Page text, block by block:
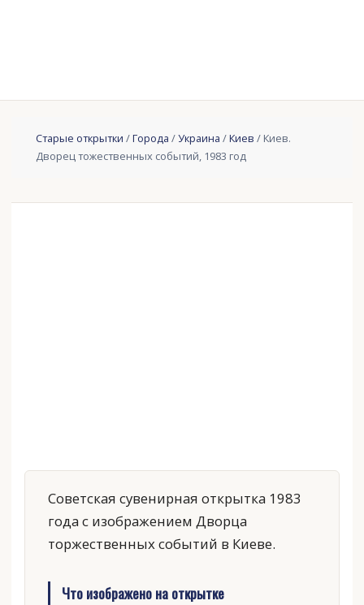
Старые открытки /Города /Украина /Киев / Киев.
Дворец тожественных событий, 1983 год
Советская сувенирная открытка 1983
года с изображением Дворца
торжественных событий в Киеве.
Что изображено на открытке